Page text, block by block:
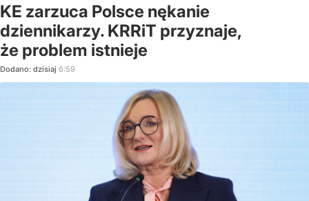
KE zarzuca Polsce nękanie
dziennikarzy. KRRiT przyznaje,
że problem istnieje
Dodano: dzisiaj 6:59